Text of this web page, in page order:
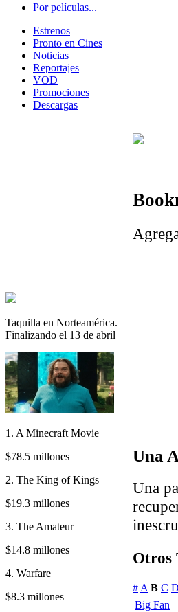
Por películas...
Estrenos
Pronto en Cines
Noticias
Reportajes
VOD
Promociones
Descargas
Taquilla en Norteamérica.
Finalizando el 13 de abril
1. A Minecraft Movie
$78.5 millones
2. The King of Kings
$19.3 millones
3. The Amateur
$14.8 millones
4. Warfare
$8.3 millones
Una
Una
Otros
#A B C D
Big Fan